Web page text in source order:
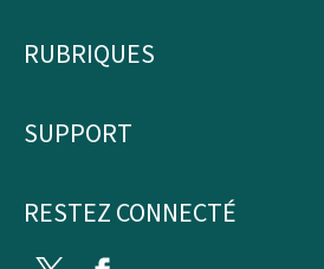
Pied
page
RUBRIQUES
SUPPORT
RESTEZ CONNECTÉ